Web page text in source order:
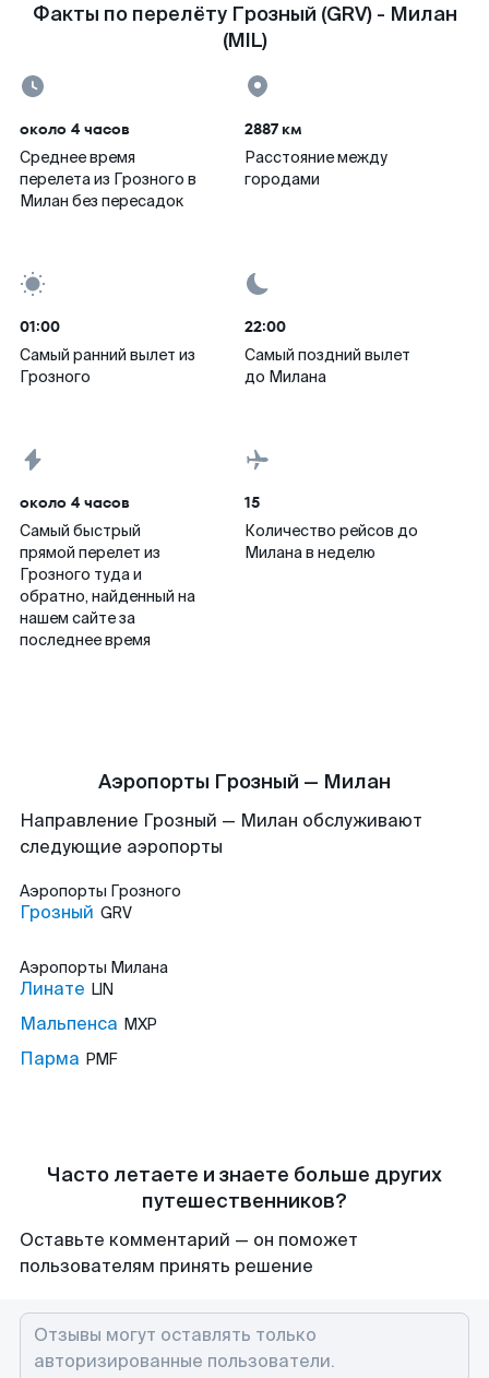
Факты по перелёту Грозный (GRV) - Милан
(MIL)
около 4 часов
Среднее время
перелета из Грозного в
Милан без пересадок
2887 км
Расстояние между
городами
01:00
Самый ранний вылет из
Грозного
22:00
Самый поздний вылет
до Милана
около 4 часов
Самый быстрый
прямой перелет из
Грозного туда и
обратно, найденный на
нашем сайте за
последнее время
15
Количество рейсов до
Милана в неделю
Аэропорты Грозный — Милан
Направление Грозный — Милан обслуживают
следующие аэропорты
Аэропорты Грозного
Грозный GRV
Аэропорты Милана
Линате LIN
Мальпенса MXP
Парма PMF
Часто летаете и знаете больше других
путешественников?
Оставьте комментарий — он поможет
пользователям принять решение